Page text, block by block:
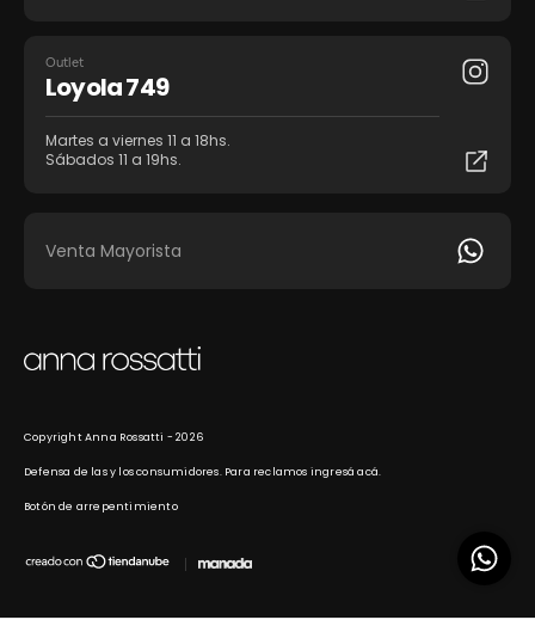
Outlet
Loyola 749
Martes a viernes 11 a 18hs.
Sábados 11 a 19hs.
Venta Mayorista
Copyright Anna Rossatti - 2026
Defensa de las y los consumidores. Para reclamos ingresá acá.
Botón de arrepentimiento